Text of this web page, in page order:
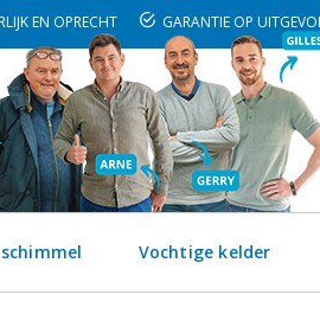
EN OPRECHT GARANTIE OP
Vochtige kelder